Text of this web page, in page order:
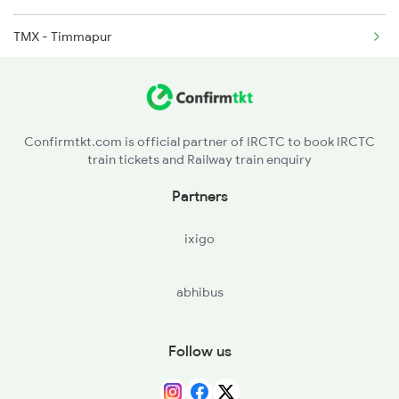
20629 Seat Availability
TMX - Timmapur
RRGA - Rangareddiguda
Confirmtkt.com is official partner of IRCTC to book IRCTC
train tickets and Railway train enquiry
Partners
ixigo
abhibus
Follow us